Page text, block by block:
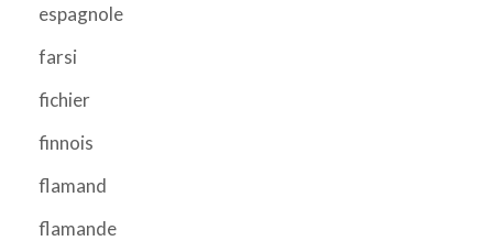
espagnole
farsi
fichier
finnois
flamand
flamande